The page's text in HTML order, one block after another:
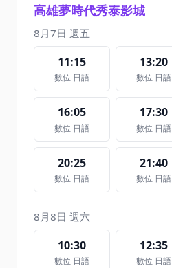
高雄夢時代秀泰影城
8月7日 週五
11:15
數位 日語
13:20
數位 日語
16:05
數位 日語
17:30
數位 日語
20:25
數位 日語
21:40
數位 日語
8月8日 週六
10:30
數位 日語
12:35
數位 日語